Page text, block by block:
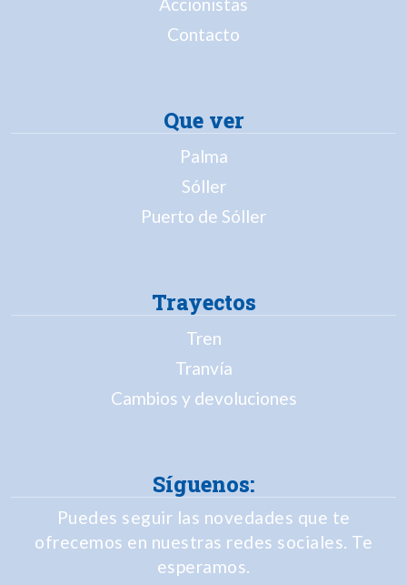
Contacto
Síguenos:
Puedes seguir las novedades que te
ofrecemos en nuestras redes sociales. Te
esperamos.
Que ver
Palma
Sóller
Puerto de Sóller
Trayectos
Tren
Tranvía
Cambios y devoluciones